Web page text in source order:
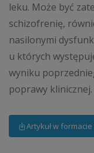
leku. Może być
schizofrenię,
nasilonymi
u których
wyniku
poprawy klinicznej.
Artykuł w formacie